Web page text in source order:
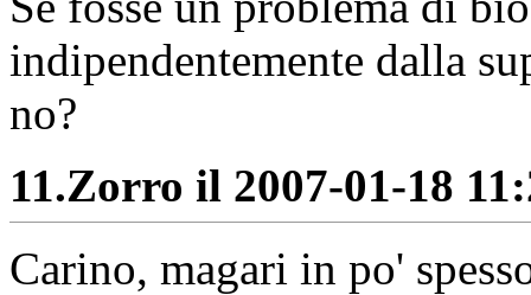
indipendentemente dalla
no?
11.Zorro il 2007-01-18
Carino, magari in po'